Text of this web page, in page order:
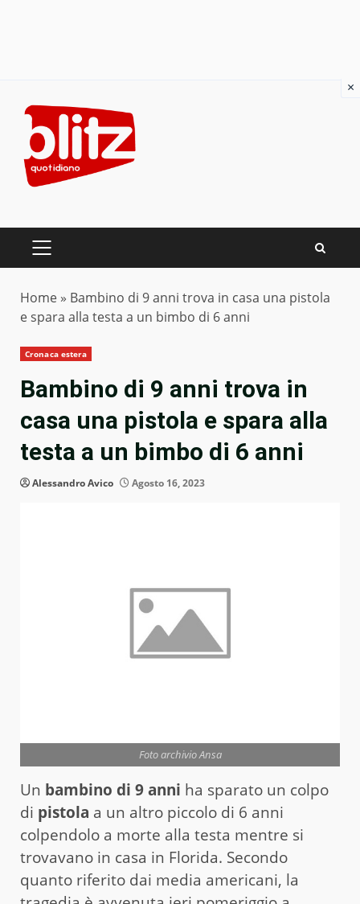
content
PRIMARY
Home » Bambino di 9 anni trova in casa una pistola
e spara alla testa a un bimbo di 6 anni
Cronaca estera
Bambino di 9 anni trova in
casa una pistola e spara alla
testa a un bimbo di 6 anni
Alessandro Avico Agosto 16, 2023
Foto archivio Ansa
Un bambino di 9 anni ha sparato un colpo
di pistola a un altro piccolo di 6 anni
colpendolo a morte alla testa mentre si
trovavano in casa in Florida. Secondo
quanto riferito dai media americani, la
×